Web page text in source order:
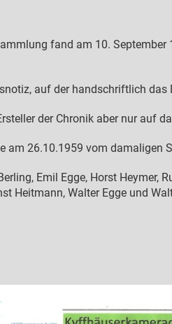
fand am 10.
auf der handschriftlich
der Chronik aber nur auf
am 26.10.1959 vom damaligen
Emil Egge, Horst Heymer,
Heitmann, Walter Egge und